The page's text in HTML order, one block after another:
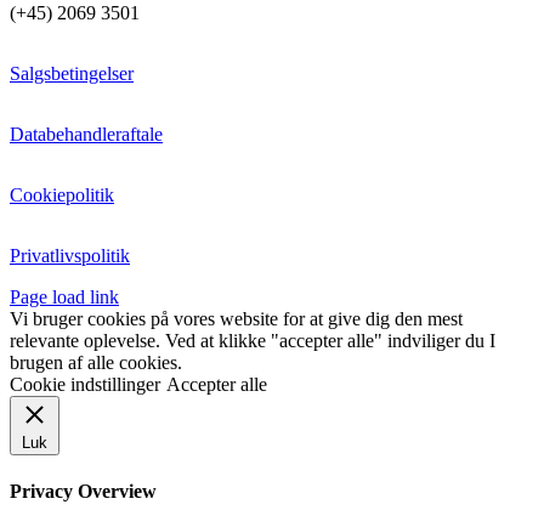
(+45) 2069 3501
Salgsbetingelser
Databehandleraftale
Cookiepolitik
Privatlivspolitik
Page load link
Vi bruger cookies på vores website for at give dig den mest
relevante oplevelse. Ved at klikke "accepter alle" indviliger du I
brugen af alle cookies.
Cookie indstillinger Accepter alle
Luk
Privacy Overview